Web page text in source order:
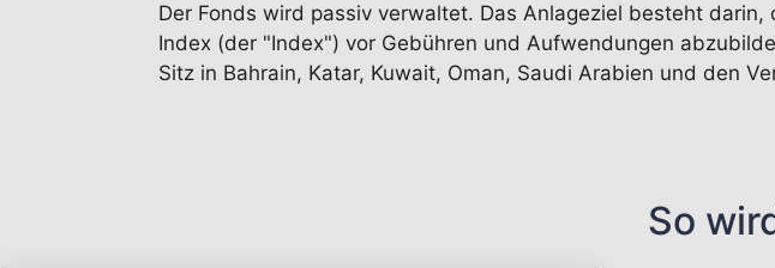
Der Fonds wird passiv verwaltet. Das Anlageziel besteht
Index (der "Index") vor Gebühren und Aufwendungen
Sitz in Bahrain, Katar, Kuwait, Oman, Saudi Arabien und den
So